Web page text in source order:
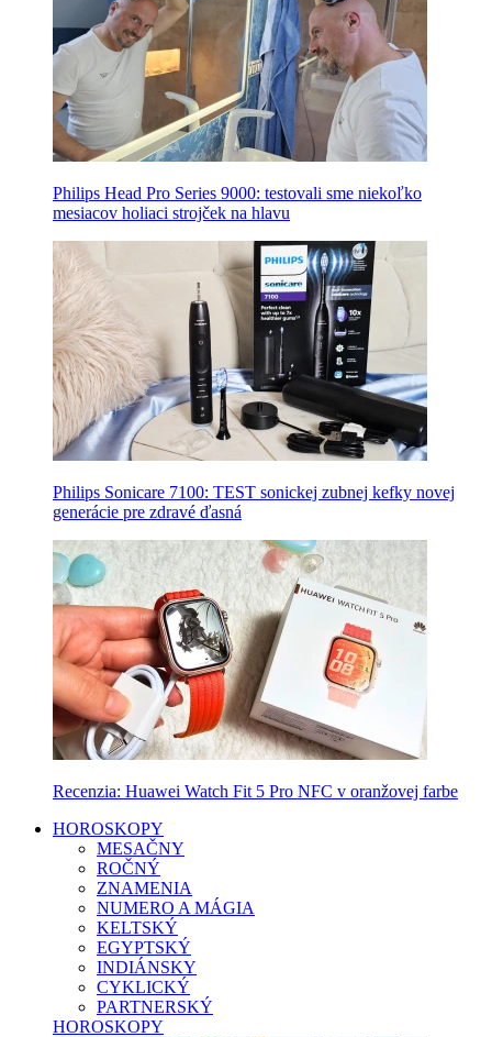
Philips Head Pro Series 9000: testovali sme niekoľko
mesiacov holiaci strojček na hlavu
Philips Sonicare 7100: TEST sonickej zubnej kefky novej
generácie pre zdravé ďasná
Recenzia: Huawei Watch Fit 5 Pro NFC v oranžovej farbe
HOROSKOPY
MESAČNY
ROČNÝ
ZNAMENIA
NUMERO A MÁGIA
KELTSKÝ
EGYPTSKÝ
INDIÁNSKY
CYKLICKÝ
PARTNERSKÝ
HOROSKOPY